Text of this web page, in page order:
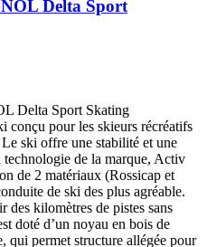
Delta Sport
Delta Sport Skating
conçu pour les skieurs récréatifs
ski offre une stabilité et une
technologie de la marque, Activ
de 2 matériaux (Rossicap et
de ski des plus agréable.
des kilomètres de pistes sans
doté d’un noyau en bois de
qui permet structure allégée pour